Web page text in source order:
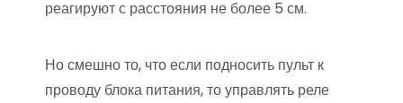
реагируют с расстояния не более 5 см.
Но смешно то, что если подносить пульт к
проводу блока питания, то управлять реле